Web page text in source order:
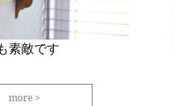
素敵です
more